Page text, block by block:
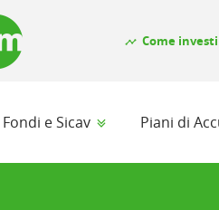
timeline Come
Fondi e Sicav Piani di